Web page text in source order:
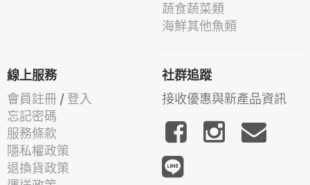
蔬食蔬菜類
海鮮其他魚類
線上服務
會員註冊 / 登入
忘記密碼
服務條款
隱私權政策
退換貨政策
社群追蹤
接收優惠與新產品資訊